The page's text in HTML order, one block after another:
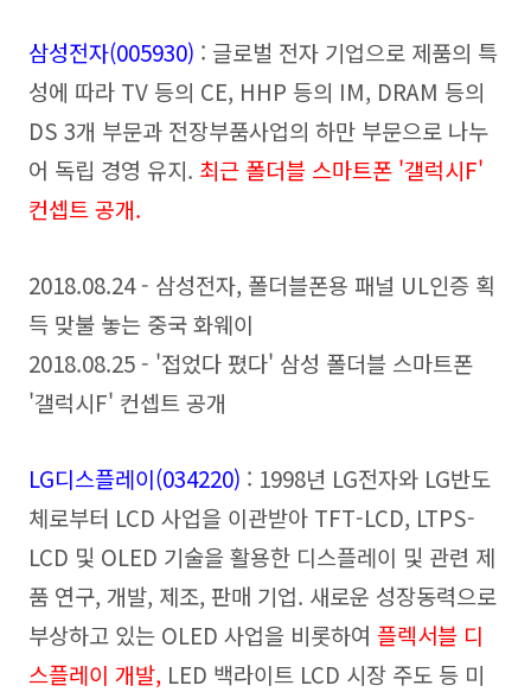
삼성전자(005930) : 글로벌 전자 기업으로 제품의 특
성에 따라 TV 등의 CE, HHP 등의 IM, DRAM 등의
DS 3개 부문과 전장부품사업의 하만 부문으로 나누
어 독립 경영 유지. 최근 폴더블 스마트폰 '갤럭시F'
컨셉트 공개.
2018.08.24 - 삼성전자, 폴더블폰용 패널 UL인증 획
득 맞불 놓는 중국 화웨이
2018.08.25 - '접었다 폈다' 삼성 폴더블 스마트폰
'갤럭시F' 컨셉트 공개
LG디스플레이(034220) : 1998년 LG전자와 LG반도
체로부터 LCD 사업을 이관받아 TFT-LCD, LTPS-
LCD 및 OLED 기술을 활용한 디스플레이 및 관련 제
품 연구, 개발, 제조, 판매 기업. 새로운 성장동력으로
부상하고 있는 OLED 사업을 비롯하여 플렉서블 디
스플레이 개발, LED 백라이트 LCD 시장 주도 등 미